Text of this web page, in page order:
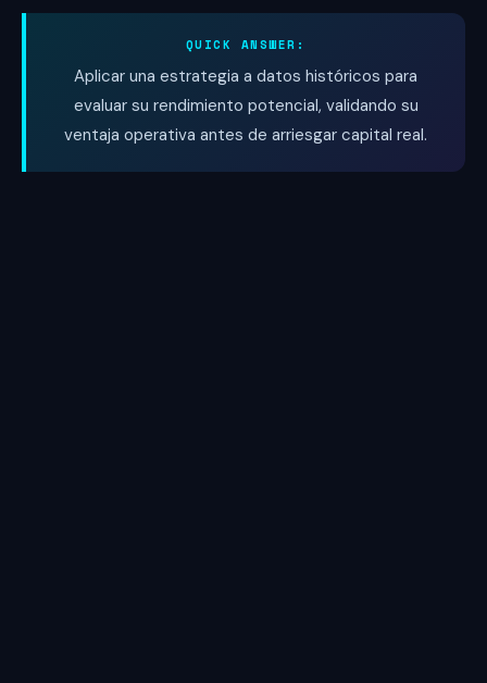
QUICK ANSWER:
Aplicar una estrategia a datos históricos para
evaluar su rendimiento potencial, validando su
ventaja operativa antes de arriesgar capital real.